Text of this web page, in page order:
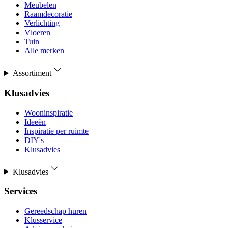
Meubelen
Raamdecoratie
Verlichting
Vloeren
Tuin
Alle merken
Assortiment
Klusadvies
Wooninspiratie
Ideeën
Inspiratie per ruimte
DIY's
Klusadvies
Klusadvies
Services
Gereedschap huren
Klusservice